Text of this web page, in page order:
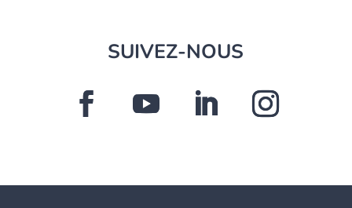
SUIVEZ-NOUS